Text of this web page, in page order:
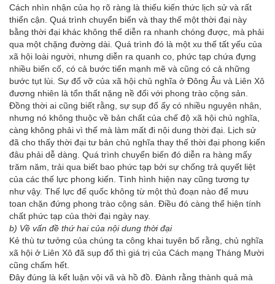
Cách nhìn nhận của họ rõ ràng là thiếu kiến thức lịch sử và rất
thiển cận. Quá trình chuyển biến và thay thế một thời đại này
bằng thời đại khác không thể diễn ra nhanh chóng được, mà phải
qua một chặng đường dài. Quá trình đó là một xu thế tất yếu của
xã hội loài người, nhưng diễn ra quanh co, phức tạp chứa đựng
nhiều biến cố, có cả bước tiến mạnh mẽ và cũng có cả những
bước tụt lùi. Sự đổ vỡ của xã hội chủ nghĩa ở Đông Âu và Liên Xô
đương nhiên là tổn thất nặng nề đối với phong trào cộng sản.
Đồng thời ai cũng biết rằng, sự sụp đổ ấy có nhiều nguyên nhân,
nhưng nó không thuộc về bản chất của chế độ xã hội chủ nghĩa,
càng không phải vì thế mà làm mất đi nội dung thời đại. Lịch sử
đã cho thấy thời đại tư bản chủ nghĩa thay thế thời đại phong kiến
đâu phải dễ dàng. Quá trình chuyển biến đó diễn ra hàng mấy
trăm năm, trải qua biết bao phức tạp bởi sự chống trả quyết liệt
của các thế lực phong kiến. Tình hình hiện nay cũng tương tự
như vậy. Thế lực đế quốc không từ một thủ đoạn nào để mưu
toan chặn đứng phong trào cộng sản. Điều đó càng thể hiện tính
chất phức tạp của thời đại ngày nay.
b) Về vấn đề thứ hai của nội dung thời đại
Kẻ thù tư tưởng của chúng ta công khai tuyên bố rằng, chủ nghĩa
xã hội ở Liên Xô đã sụp đổ thì giá trị của Cách mạng Tháng Mười
cũng chấm hết.
Đây đúng là kết luận vội vã và hồ đồ. Đành rằng thành quả mà